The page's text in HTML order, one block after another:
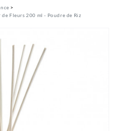
Fleurs 200 ml - Poudre de Riz